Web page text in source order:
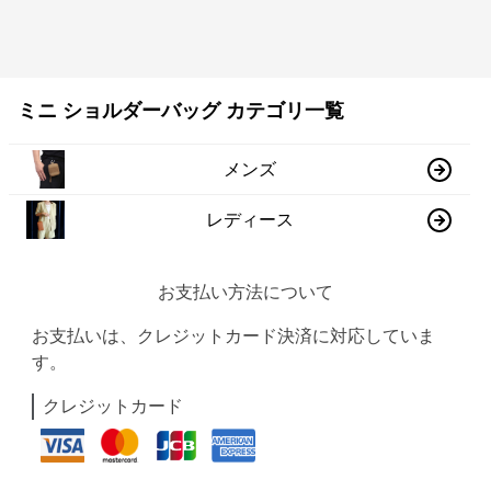
ミニ ショルダーバッグ カテゴリ一覧
メンズ
レディース
お支払い方法について
お支払いは、クレジットカード決済に対応していま
す。
クレジットカード